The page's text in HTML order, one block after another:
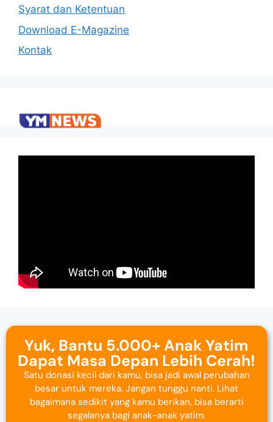
Syarat dan Ketentuan
Download E-Magazine
Kontak
Yuk, Bantu 5.000+ Anak Yatim
Dapat Masa Depan Lebih Cerah!
Satu donasi kecil dari kamu, bisa jadi awal perubahan
besar untuk mereka. Jangan tunggu nanti. Lihat
bagaimana sedikit yang kamu berikan, bisa berarti
segalanya bagi anak-anak yatim.